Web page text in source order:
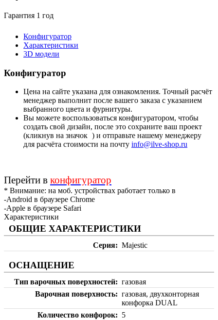
Гарантия 1 год
Конфигуратор
Характеристики
3D модели
Конфигуратор
Цена на сайте указана для ознакомления. Точный расчёт
менеджер выполнит после вашего заказа с указанием
выбранного цвета и фурнитуры.
Вы можете воспользоваться конфигуратором, чтобы
создать свой дизайн, после это сохраните ваш проект
(кликнув на значок ) и отправьте нашему менеджеру
для расчёта стоимости на почту info@ilve-shop.ru
Перейти в конфигуратор
* Внимание: на моб. устройствах работает только в
-Android в браузере Chrome
-Apple в браузере Safari
Характеристики
ОБЩИЕ ХАРАКТЕРИСТИКИ
Серия Majestic
ОСНАЩЕНИЕ
Тип варочных поверхностей
газовая
Варочная поверхность
газовая, двухконторная
конфорка DUAL
Количество конфорок
5